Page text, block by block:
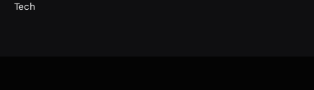
Tech